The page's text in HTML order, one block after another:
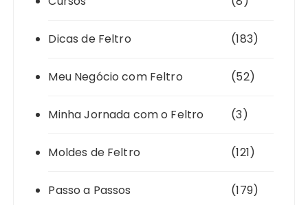
Dicas de Feltro (183)
Meu Negócio com Feltro (52)
Minha Jornada com o Feltro (3)
Moldes de Feltro (121)
Passo a Passos (179)